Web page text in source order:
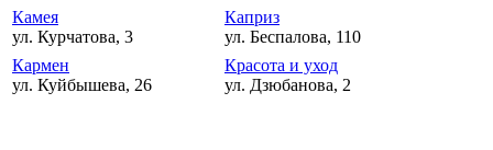
Камея
ул. Курчатова, 3
Каприз
ул. Беспалова, 110
Кармен
ул. Куйбышева, 26
Красота и уход
ул. Дзюбанова, 2